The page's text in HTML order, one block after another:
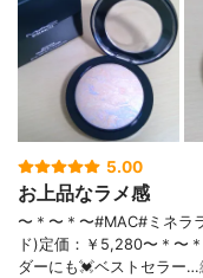
5.00
お上品なラメ感
〜＊〜＊〜#MAC#ミネラ
ド)定価：￥5,280〜＊〜
ダーにも💓ベストセラー…